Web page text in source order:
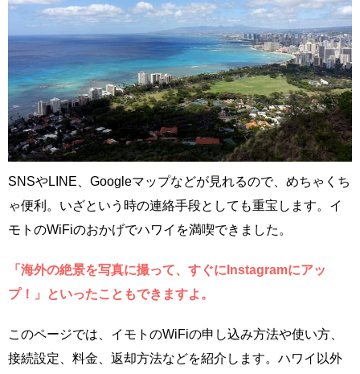
SNSやLINE、Googleマップなどが見れるので、めちゃくち
ゃ便利。いざという時の連絡手段としても重宝します。イ
モトのWiFiのおかげでハワイを満喫できました。
「海外の絶景を写真に撮って、すぐにInstagramにアッ
プ！」といったこともできますよ。
このページでは、イモトのWiFiの申し込み方法や使い方、
接続設定、料金、返却方法などを紹介します。ハワイ以外